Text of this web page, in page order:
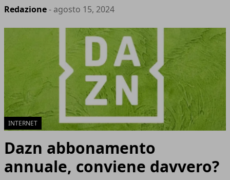
Redazione- agosto 15, 2024
INTERNET
Dazn abbonamento
annuale, conviene davvero?